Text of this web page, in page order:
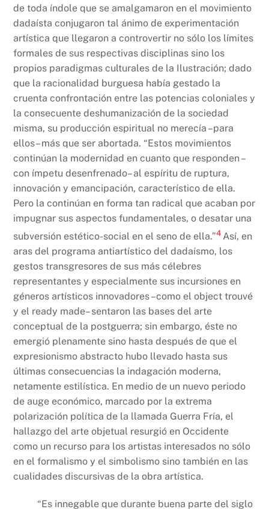
de toda índole que se amalgamaron en el movimiento
dadaísta conjugaron tal ánimo de experimentación
artística que llegaron a controvertir no sólo los límites
formales de sus respectivas disciplinas sino los
propios paradigmas culturales de la Ilustración; dado
que la racionalidad burguesa había gestado la
cruenta confrontación entre las potencias coloniales y
la consecuente deshumanización de la sociedad
misma, su producción espiritual no merecía –para
ellos– más que ser abortada. “Estos movimientos
continúan la modernidad en cuanto que responden –
con ímpetu desenfrenado– al espíritu de ruptura,
innovación y emancipación, característico de ella.
Pero la continúan en forma tan radical que acaban por
impugnar sus aspectos fundamentales, o desatar una
subversión estético-social en el seno de ella.”4 Así, en
aras del programa antiartístico del dadaísmo, los
gestos transgresores de sus más célebres
representantes y especialmente sus incursiones en
géneros artísticos innovadores –como el object trouvé
y el ready made– sentaron las bases del arte
conceptual de la postguerra; sin embargo, éste no
emergió plenamente sino hasta después de que el
expresionismo abstracto hubo llevado hasta sus
últimas consecuencias la indagación moderna,
netamente estilística. En medio de un nuevo periodo
de auge económico, marcado por la extrema
polarización política de la llamada Guerra Fría, el
hallazgo del arte objetual resurgió en Occidente
como un recurso para los artistas interesados no sólo
en el formalismo y el simbolismo sino también en las
cualidades discursivas de la obra artística.
“Es innegable que durante buena parte del siglo